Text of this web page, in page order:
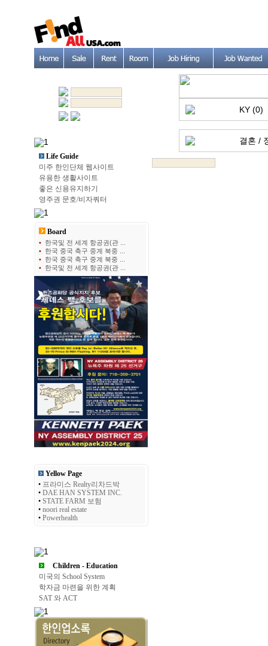
Life Guide
미주 한인단체 웹사이트
유용한 생활사이트
좋은 신용유지하기
영주권 문호/비자쿼터
Board
• 한국및 전 세계 항공권(관 ...
• 한국 중국 축구 중계 북중 ...
• 한국 중국 축구 중계 북중 ...
• 한국및 전 세계 항공권(관 ...
Yellow Page
• 프라미스 Realty리차드박
• DAE HAN SYSTEM INC.
• STATE FARM 보험
• noori real estate
• Powerhealth
Children - Education
미국의 School System
학자금 마련을 위한 계획
SAT 와 ACT
KY (0)
결혼 /